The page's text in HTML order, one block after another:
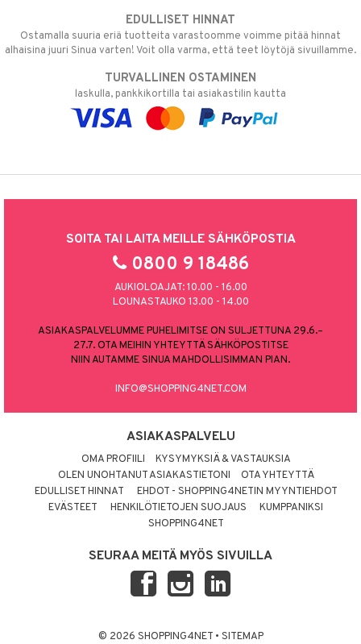
EDULLISET HINNAT
Ostamalla suuria eriä tuotteita varastoomme voimme pitää hinnat
alhaisina juuri Sinua varten! Voit olla varma, että teet löytöjä sivuillamme.
TURVALLINEN OSTAMINEN
laskulla, pankkikortilla tai asiakastilin kautta
SOITA TAI LAITA MEILLE SÄHKÖPOSTIA
0800 9 18486
AUKIOLOAJAT: 10.00 - 16.00
LOUNASTAUKO 13.00 - 14.00
ASIAKASPALVELUMME PUHELIMITSE ON SULJETTUNA 29.6.–
27.7. OTA MEIHIN YHTEYTTÄ SÄHKÖPOSTITSE
NIIN AUTAMME SINUA MAHDOLLISIMMAN PIAN.
INFO@SHOPPING4NET.COM
ASIAKASPALVELU
OMA PROFIILI
KYSYMYKSIÄ & VASTAUKSIA
OLEN UNOHTANUT ASIAKASTIETONI
OTA YHTEYTTÄ
EDULLISET HINNAT
EHDOT - SHOPPING4NETIN MYYNTIEHDOT
EVÄSTEET
HENKILÖTIETOJEN SUOJAUS
KUMPPANIKSI
SHOPPING4NET
SEURAA MEITÄ MYÖS SIVUILLA
© 2026 SHOPPING4NET • SITEMAP